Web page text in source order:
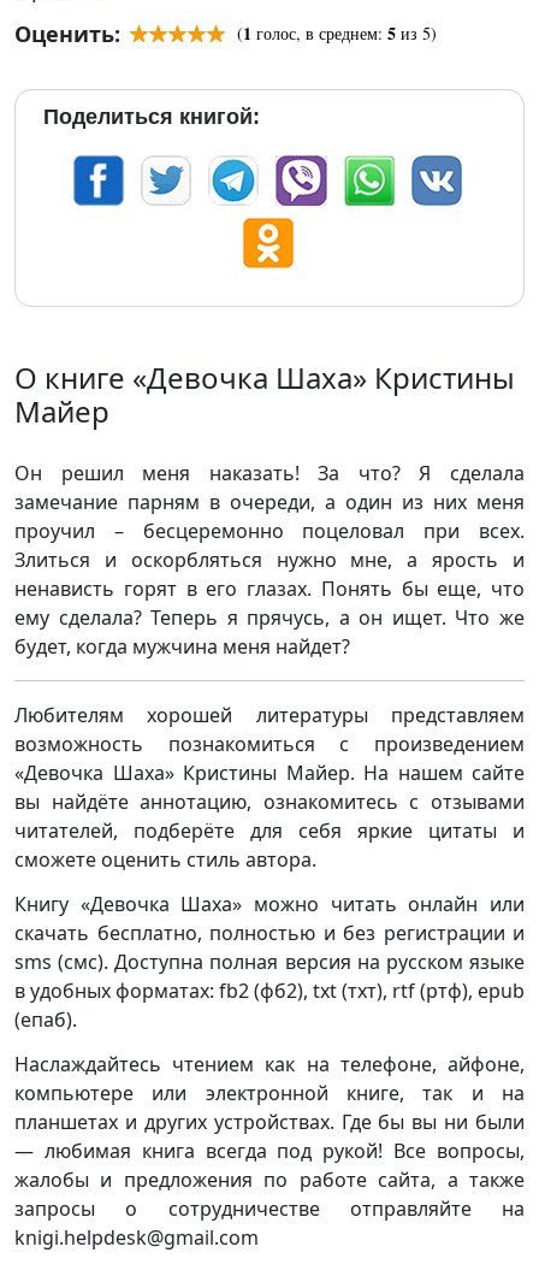
Оценить:
(1 голос, в среднем: 5 из 5)
Поделиться книгой:
О книге «Девочка Шаха» Кристины
Майер
Он решил меня наказать! За что? Я сделала
замечание парням в очереди, а один из них меня
проучил – бесцеремонно поцеловал при всех.
Злиться и оскорбляться нужно мне, а ярость и
ненависть горят в его глазах. Понять бы еще, что
ему сделала? Теперь я прячусь, а он ищет. Что же
будет, когда мужчина меня найдет?
Любителям хорошей литературы представляем
возможность познакомиться с произведением
«Девочка Шаха» Кристины Майер. На нашем сайте
вы найдёте аннотацию, ознакомитесь с отзывами
читателей, подберёте для себя яркие цитаты и
сможете оценить стиль автора.
Книгу «Девочка Шаха» можно читать онлайн или
скачать бесплатно, полностью и без регистрации и
sms (смс). Доступна полная версия на русском языке
в удобных форматах: fb2 (фб2), txt (тхт), rtf (ртф), epub
(епаб).
Наслаждайтесь чтением как на телефоне, айфоне,
компьютере или электронной книге, так и на
планшетах и других устройствах. Где бы вы ни были
— любимая книга всегда под рукой! Все вопросы,
жалобы и предложения по работе сайта, а также
запросы о сотрудничестве отправляйте на
knigi.helpdesk@gmail.com